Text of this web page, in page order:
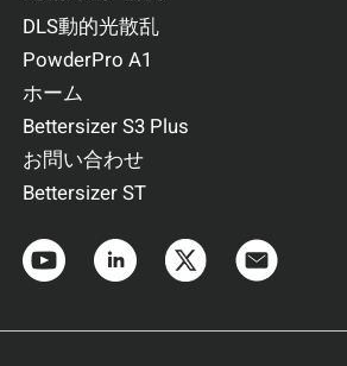
DLS動的光散乱
PowderPro A1
ホーム
Bettersizer S3 Plus
お問い合わせ
Bettersizer ST